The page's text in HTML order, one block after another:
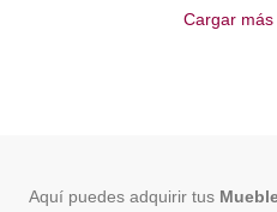
Cargar
Aquí puedes adquirir tus